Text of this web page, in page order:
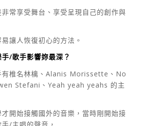
常享受舞台、享受呈現自己的創作與
讓人恢復初心的方法。
/歌手影響妳最深？
有椎名林檎、Alanis Morissette、No
Stefani、Yeah yeah yeahs 的主
開始接觸國外的音樂，當時剛開始接